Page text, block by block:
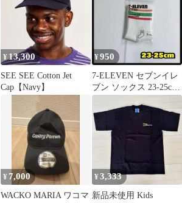
¥ 13,300
SEE SEE Cotton Jet
Cap【Navy】
¥950
7-ELEVEN セブンイレ
ブン ソックス 23-25cm
靴下 入手困難
¥ 7,000
WACKO MARIA ワコマ
¥3,333
新品未使用 Kids